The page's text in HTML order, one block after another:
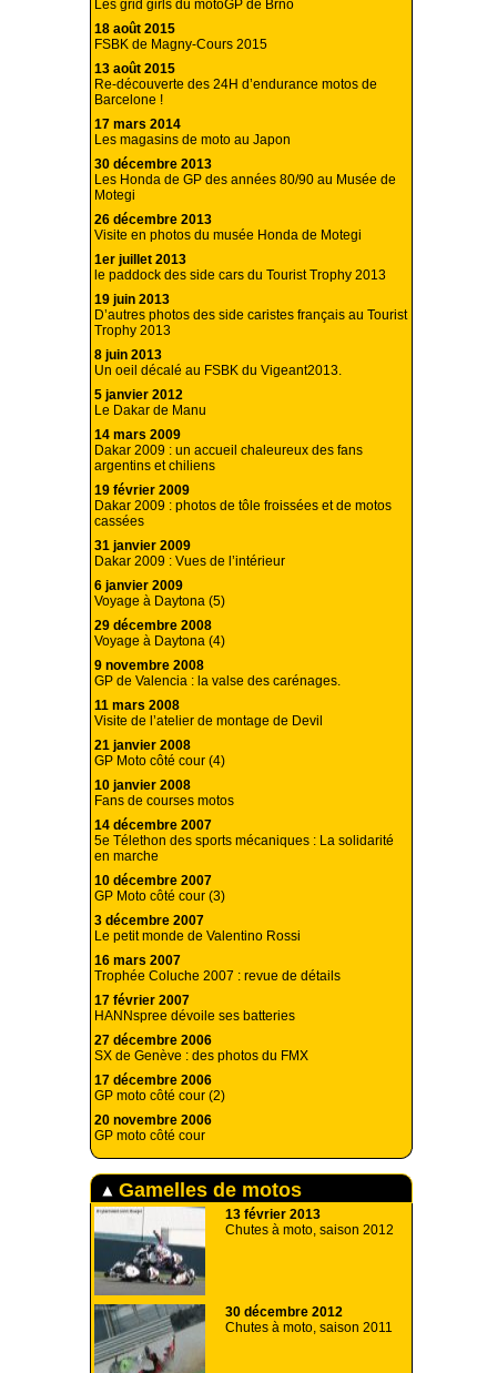
Les grid girls du motoGP de Brno
18 août 2015
FSBK de Magny-Cours 2015
13 août 2015
Re-découverte des 24H d’endurance motos de
Barcelone !
17 mars 2014
Les magasins de moto au Japon
30 décembre 2013
Les Honda de GP des années 80/90 au Musée de
Motegi
26 décembre 2013
Visite en photos du musée Honda de Motegi
1er juillet 2013
le paddock des side cars du Tourist Trophy 2013
19 juin 2013
D’autres photos des side caristes français au Tourist
Trophy 2013
8 juin 2013
Un oeil décalé au FSBK du Vigeant2013.
5 janvier 2012
Le Dakar de Manu
14 mars 2009
Dakar 2009 : un accueil chaleureux des fans
argentins et chiliens
19 février 2009
Dakar 2009 : photos de tôle froissées et de motos
cassées
31 janvier 2009
Dakar 2009 : Vues de l’intérieur
6 janvier 2009
Voyage à Daytona (5)
29 décembre 2008
Voyage à Daytona (4)
9 novembre 2008
GP de Valencia : la valse des carénages.
11 mars 2008
Visite de l’atelier de montage de Devil
21 janvier 2008
GP Moto côté cour (4)
10 janvier 2008
Fans de courses motos
14 décembre 2007
5e Télethon des sports mécaniques : La solidarité
en marche
10 décembre 2007
GP Moto côté cour (3)
3 décembre 2007
Le petit monde de Valentino Rossi
16 mars 2007
Trophée Coluche 2007 : revue de détails
17 février 2007
HANNspree dévoile ses batteries
27 décembre 2006
SX de Genève : des photos du FMX
17 décembre 2006
GP moto côté cour (2)
20 novembre 2006
GP moto côté cour
Gamelles de motos
13 février 2013
Chutes à moto, saison 2012
30 décembre 2012
Chutes à moto, saison 2011